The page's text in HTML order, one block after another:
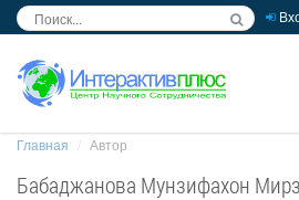
Главная Автор
Бабаджанова Мунзифахон